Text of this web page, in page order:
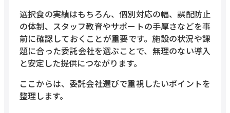
選択食の実績はもちろん、個別対応の幅、誤配防止
の体制、スタッフ教育やサポートの手厚さなどを事
前に確認しておくことが重要です。施設の状況や課
題に合った委託会社を選ぶことで、無理のない導入
と安定した提供につながります。
ここからは、委託会社選びで重視したいポイントを
整理します。